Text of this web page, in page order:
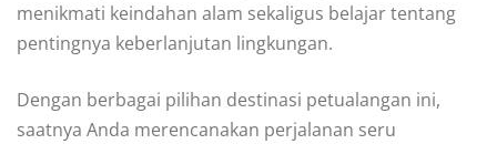
menikmati keindahan alam sekaligus belajar tentang
pentingnya keberlanjutan lingkungan.
Dengan berbagai pilihan destinasi petualangan ini,
saatnya Anda merencanakan perjalanan seru